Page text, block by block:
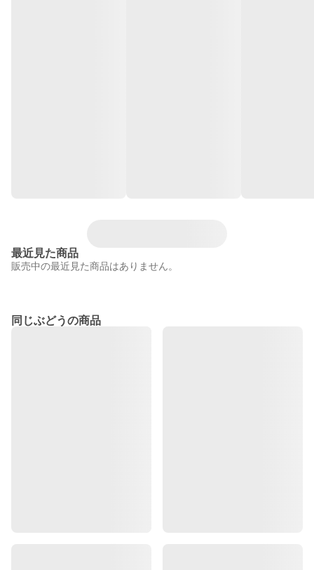
最近見た商品
販売中の最近見た商品はありません。
同じぶどうの商品